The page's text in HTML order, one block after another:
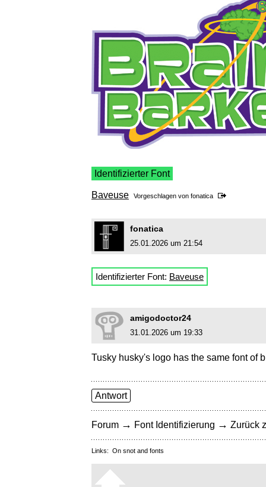
Identifizierter Font
Baveuse Vorgeschlagen von fonatica
fonatica
25.01.2026 um 21:54
Identifizierter Font: Baveuse
amigodoctor24
31.01.2026 um 19:33
Tusky husky's logo has the same font of
Antwort
Forum → Font Identifizierung → Zurück
Links: On snot and fonts